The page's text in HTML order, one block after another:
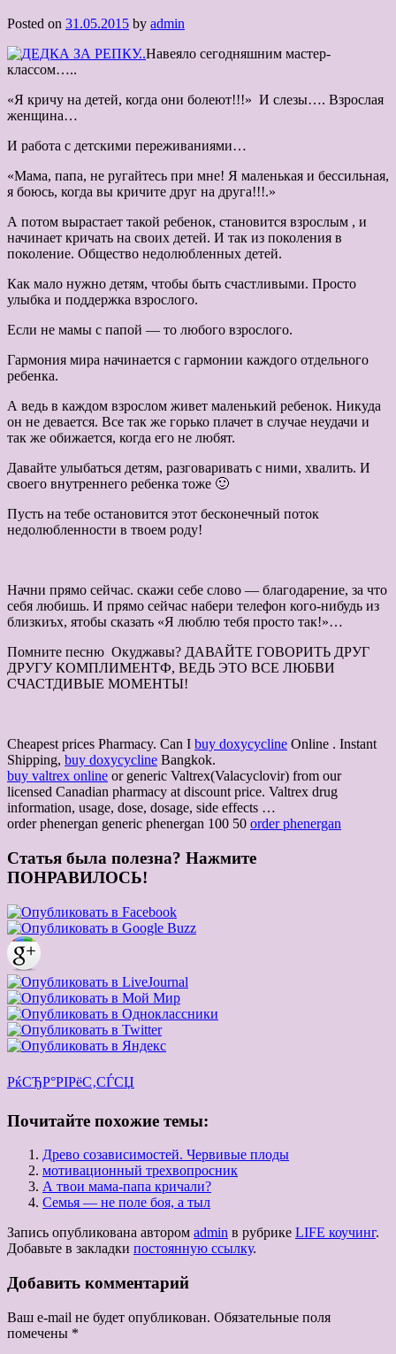
Posted on 31.05.2015 by admin
Навеяло сегодняшним мастер-
классом…..
«Я кричу на детей, когда они болеют!!!» И слезы…. Взрослая
женщина…
И работа с детскими переживаниями…
«Мама, папа, не ругайтесь при мне! Я маленькая и бессильная,
я боюсь, когда вы кричите друг на друга!!!.»
А потом вырастает такой ребенок, становится взрослым , и
начинает кричать на своих детей. И так из поколения в
поколение. Общество недолюбленных детей.
Как мало нужно детям, чтобы быть счастливыми. Просто
улыбка и поддержка взрослого.
Если не мамы с папой — то любого взрослого.
Гармония мира начинается с гармонии каждого отдельного
ребенка.
А ведь в каждом взрослом живет маленький ребенок. Никуда
он не девается. Все так же горько плачет в случае неудачи и
так же обижается, когда его не любят.
Давайте улыбаться детям, разговаривать с ними, хвалить. И
своего внутреннего ребенка тоже 🙂
Пусть на тебе остановится этот бесконечный поток
недолюбленности в твоем роду!
Начни прямо сейчас. скажи себе слово — благодарение, за что
себя любишь. И прямо сейчас набери телефон кого-нибудь из
близкиъх, ятобы сказать «Я люблю тебя просто так!»…
Помните песню Окуджавы? ДАВАЙТЕ ГОВОРИТЬ ДРУГ
ДРУГУ КОМПЛИМЕНТФ, ВЕДЬ ЭТО ВСЕ ЛЮБВИ
СЧАСТДИВЫЕ МОМЕНТЫ!
Cheapest prices Pharmacy. Can I buy doxycycline Online . Instant
Shipping, buy doxycycline Bangkok.
buy valtrex online or generic Valtrex(Valacyclovir) from our
licensed Canadian pharmacy at discount price. Valtrex drug
information, usage, dose, dosage, side effects …
order phenergan generic phenergan 100 50 order phenergan
Статья была полезна? Нажмите
ПОНРАВИЛОСЬ!
РќСЂР°РІРёС‚СЃСЏ
Почитайте похожие темы:
Древо созависимостей. Червивые плоды
мотивационный трехвопросник
А твои мама-папа кричали?
Семья — не поле боя, а тыл
Запись опубликована автором admin в рубрике LIFE коучинг.
Добавьте в закладки постоянную ссылку.
Добавить комментарий
Ваш e-mail не будет опубликован. Обязательные поля
помечены *